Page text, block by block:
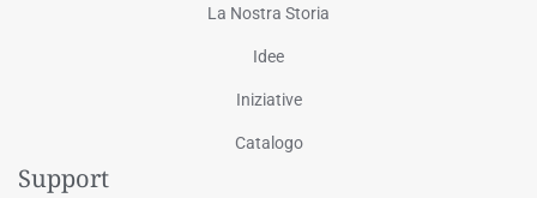
La Nostra Storia
Idee
Iniziative
Catalogo
Support